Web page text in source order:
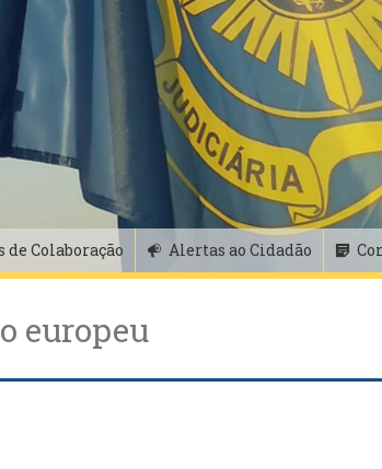
de Colaboração Alertas ao Cidadão
europeu